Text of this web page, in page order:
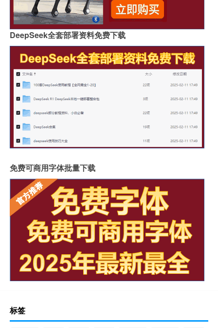
DeepSeek全套部署资料免费下载
免费可商用字体批量下载
标签